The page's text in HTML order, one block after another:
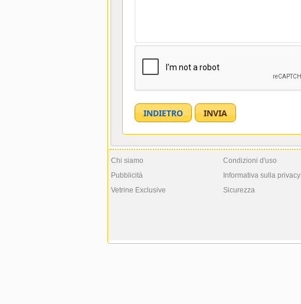
Chi siamo
Pubblicità
Vetrine Exclusive
Condizioni d'uso
Informativa sulla privacy
Sicurezza